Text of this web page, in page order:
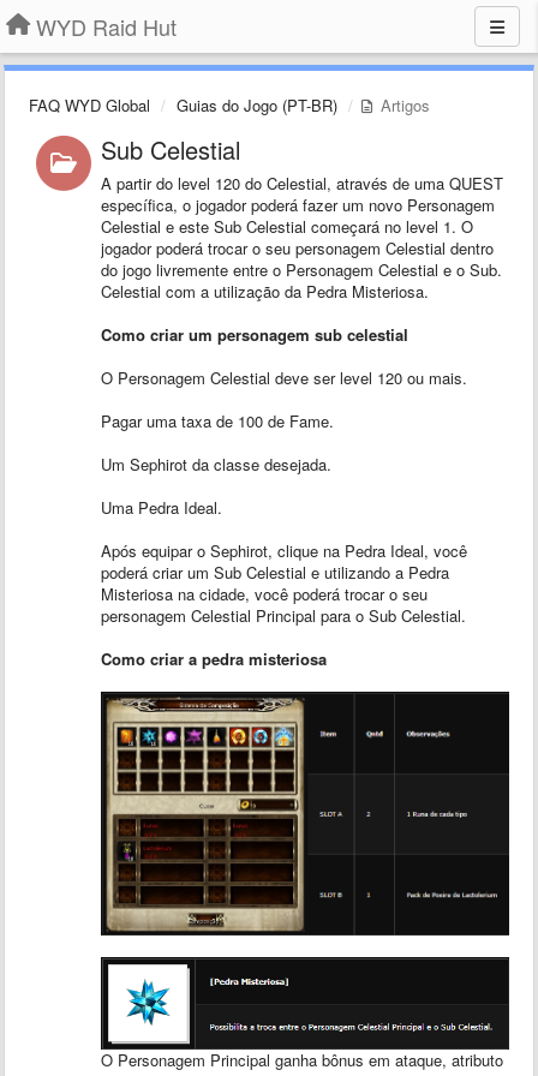
WYD Raid Hut
FAQ WYD Global Guias do Jogo (PT-BR) Artigos
Sub Celestial
A partir do level 120 do Celestial, através de uma QUEST
específica, o jogador poderá fazer um novo Personagem
Celestial e este Sub Celestial começará no level 1. O
jogador poderá trocar o seu personagem Celestial dentro
do jogo livremente entre o Personagem Celestial e o Sub.
Celestial com a utilização da Pedra Misteriosa.
Como criar um personagem sub celestial
O Personagem Celestial deve ser level 120 ou mais.
Pagar uma taxa de 100 de Fame.
Um Sephirot da classe desejada.
Uma Pedra Ideal.
Após equipar o Sephirot, clique na Pedra Ideal, você
poderá criar um Sub Celestial e utilizando a Pedra
Misteriosa na cidade, você poderá trocar o seu
personagem Celestial Principal para o Sub Celestial.
Como criar a pedra misteriosa
O Personagem Principal ganha bônus em ataque, atributo